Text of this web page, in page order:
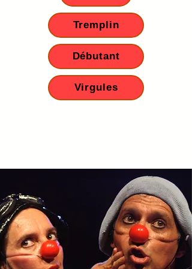
Tremplin
Débutant
Virgules